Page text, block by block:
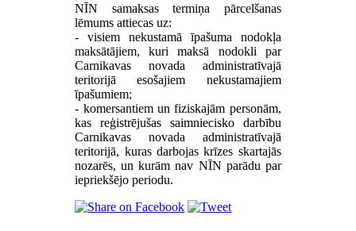
NĪN samaksas termiņa pārcelšanas
lēmums attiecas uz:
- visiem nekustamā īpašuma nodokļa
maksātājiem, kuri maksā nodokli par
Carnikavas novada administratīvajā
teritorijā esošajiem nekustamajiem
īpašumiem;
- komersantiem un fiziskajām personām,
kas reģistrējušas saimniecisko darbību
Carnikavas novada administratīvajā
teritorijā, kuras darbojas krīzes skartajās
nozarēs, un kurām nav NĪN parādu par
iepriekšējo periodu.